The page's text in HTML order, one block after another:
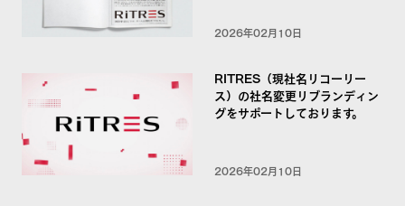
2026年02月10日
RITRES（現社名リコーリー
ス）の社名変更リブランディン
グをサポートしております。
2026年02月10日